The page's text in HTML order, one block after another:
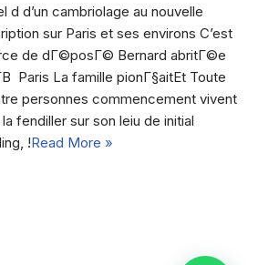
d d’un cambriolage au nouvelle
sur Paris et ses environs C’est
de dГ©posГ© Bernard abritГ©e
Paris La famille pionГ§aitEt Toute
personnes commencement vivent
fendiller sur son leiu de initial
!Read More »